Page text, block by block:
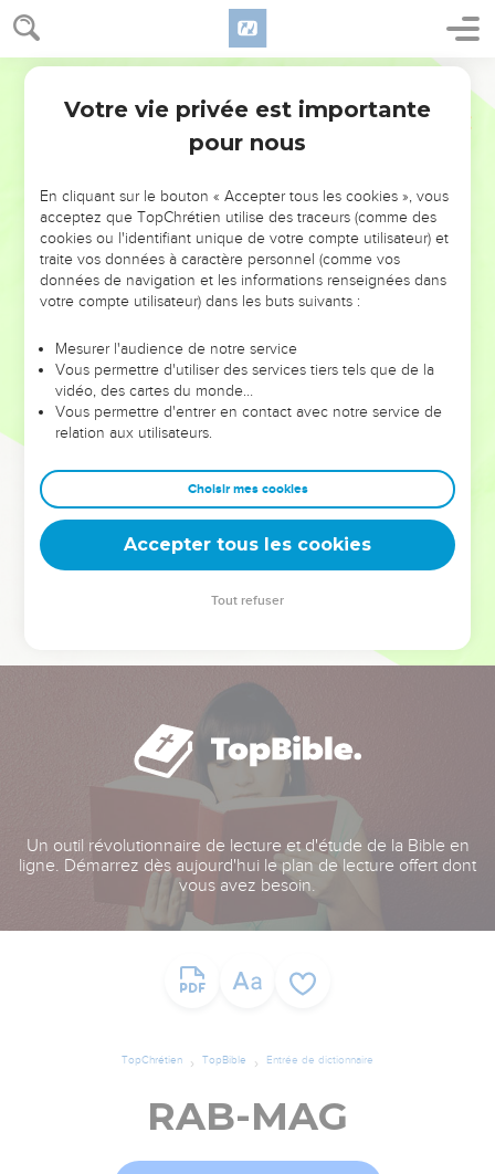
NE MANQUEZ PAS L’ÉVÉNEMENT
DE L’ANNÉE !
ET SI LEURS ERREURS POUVAIENT VOUS ÉVITER LES
VOTRES ?
leur foi ou leur vision. Mais on voit moins les doutes, les erreurs
et les saisons difficiles qu'ils ont traversés, alors même que ce
sont elles qui les ont façonnés.
Dans cette conférence, leaders, entrepreneurs, et responsables
clés pour avancer avec plus de sagesse afin que leurs erreurs
deviennent vos tremplins. Que vous guidiez un ministère, une
équipe, un groupe ou une famille, leur expérience est faite
Un outil révolutionnaire de lecture et d'étude de la Bible en
ligne. Démarrez dès aujourd'hui le plan de lecture offert dont
vous avez besoin.
TopChrétien TopBible Entrée de dictionnaire
RAB-MAG
Votre vie privée est importante
pour nous
En cliquant sur le bouton « Accepter tous les cookies », vous
acceptez que TopChrétien utilise des traceurs (comme des
cookies ou l'identifiant unique de votre compte utilisateur) et
traite vos données à caractère personnel (comme vos
données de navigation et les informations renseignées dans
votre compte utilisateur) dans les buts suivants :
Mesurer l'audience de notre service
Vous permettre d'utiliser des services tiers tels que de la
vidéo, des cartes du monde…
Vous permettre d'entrer en contact avec notre service de
relation aux utilisateurs.
Choisir mes cookies
Accepter tous les cookies
Tout refuser